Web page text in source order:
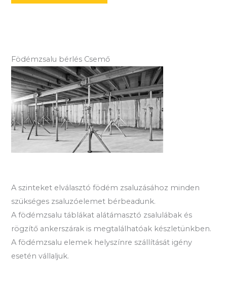
Födémzsalu bérlés Csemő
A szinteket elválasztó födém zsaluzásához minden
szükséges zsaluzóelemet bérbeadunk.
A födémzsalu táblákat alátámasztó zsalulábak és
rögzítő ankerszárak is megtalálhatóak készletünkben.
A födémzsalu elemek helyszínre szállítását igény
esetén vállaljuk.